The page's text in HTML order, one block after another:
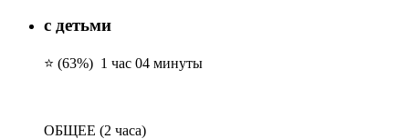
с детьми
⭐ (63%) 1 час 04 минуты
ОБЩЕЕ (2 часа)